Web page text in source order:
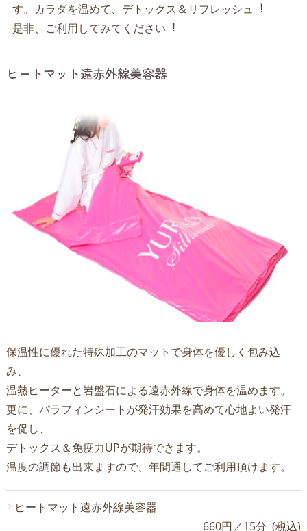
す。カラダを温めて、デトックス＆リフレッシュ︕
是⾮、ご利⽤してみてください︕
ヒートマット遠赤外線美容器
保温性に優れた特殊加工のマットで身体を優しく包み込
み、
温熱ヒーターと岩盤石による遠赤外線で身体を温めます。
更に、パラフィンシートが発汗効果を高めて心地よい発汗
を促し、
デトックス＆免疫力UPが期待できます。
温度の調節も出来ますので、年間通してご利用頂けます。
ヒートマット遠赤外線美容器
660円／15分 (税込)